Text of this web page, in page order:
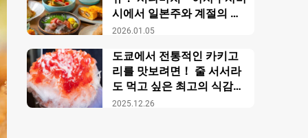
2026.01.05
시에서 일본주와 계절의 미
각을 만끽【니혼슈 바루 카
2025.12.26
도쿄에서 전통적인 카키고
리를 맛보려면！ 줄 서서라
도 먹고 싶은 최고의 식감의
비밀【우에노 카키고리 센